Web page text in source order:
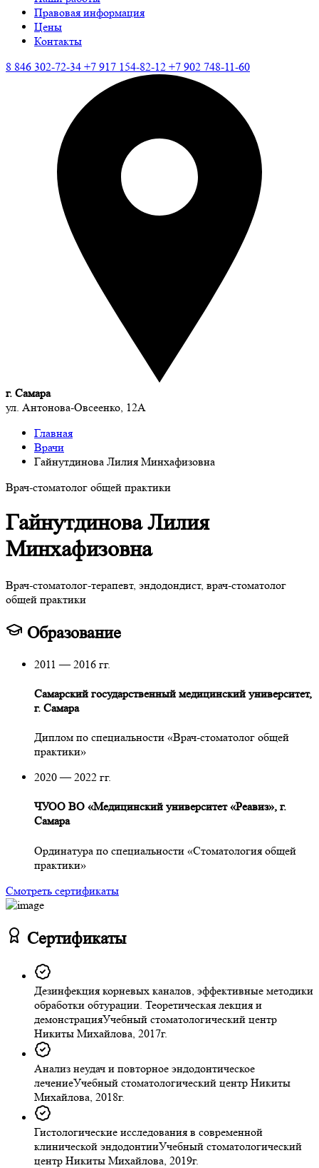
Правовая информация
Цены
Контакты
8 846 302-72-34 +7 917 154-82-12 +7 902 748-11-60
г. Самара
ул. Антонова-Овсеенко, 12А
Главная
Врачи
Гайнутдинова Лилия Минхафизовна
Врач-стоматолог общей практики
Гайнутдинова Лилия
Минхафизовна
Врач-стоматолог-терапевт, эндодондист, врач-стоматолог
общей практики
Образование
2011 — 2016 гг.
Самарский государственный медицинский университет,
г. Самара
Диплом по специальности «Врач-стоматолог общей
практики»
2020 — 2022 гг.
ЧУОО ВО «Медицинский университет «Реавиз», г.
Самара
Ординатура по специальности «Стоматология общей
практики»
Смотреть сертификаты
Сертификаты
Дезинфекция корневых каналов, эффективные методики
обработки обтурации. Теоретическая лекция и
демонстрацияУчебный стоматологический центр
Никиты Михайлова, 2017г.
Анализ неудач и повторное эндодонтическое
лечениеУчебный стоматологический центр Никиты
Михайлова, 2018г.
Гистологические исследования в современной
клинической эндодонтииУчебный стоматологический
центр Никиты Михайлова, 2019г.